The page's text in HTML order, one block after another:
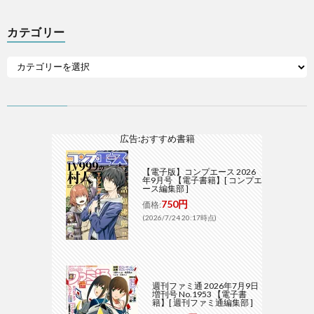
カテゴリー
広告:おすすめ書籍
【電子版】コンプエース 2026
年9月号 【電子書籍】[ コンプエ
ース編集部 ]
価格:750円
(2026/7/24 20:17時点)
週刊ファミ通 2026年7月9日
増刊号 No.1953 【電子書
籍】[ 週刊ファミ通編集部 ]